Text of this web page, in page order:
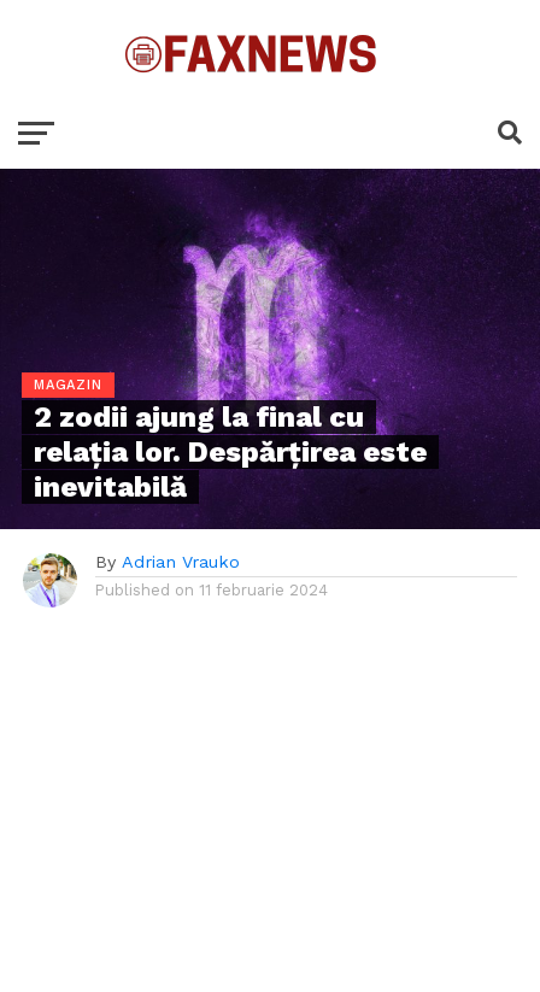
MAGAZIN
2 zodii ajung la final cu
relația lor. Despărțirea este
inevitabilă
By Adrian Vrauko
Published on 11 februarie 2024